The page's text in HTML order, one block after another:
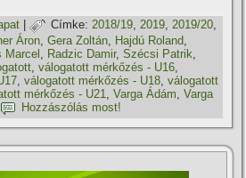
| Címke: 2018/19,2019,2019/20,
Áron ,Gera Zoltán Hajdú Roland
Marcel Radzic Damir,Szécsi Patrik
,válogatott mérkőzés - U16
,válogatott mérkőzés - U18 ,válogatott
mérkőzés - U21 ,Varga Ádám ,Varga
Hozzászólás most!